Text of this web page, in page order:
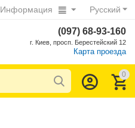
Русский
Информация
(097) 68-93-160
г. Киев, просп. Берестейский 12
Карта проезда
0